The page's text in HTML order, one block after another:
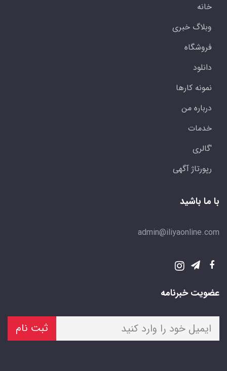
خانه
وبلاگ خبری
فروشگاه
دانلود
نمونه کارها
درباره من
خدمات
'گالری
رپورتاژ آگهی
با ما باشید
admin@iliyaonline.com
عضویت خبرنامه
ثبت نام